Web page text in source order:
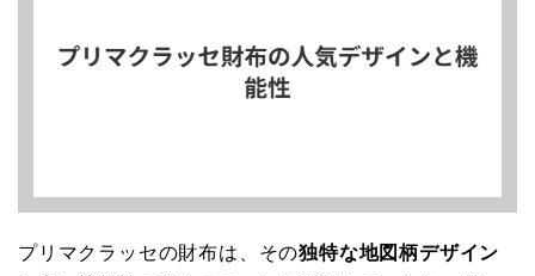
プリマクラッセの財布は、その独特な地図柄デザイン